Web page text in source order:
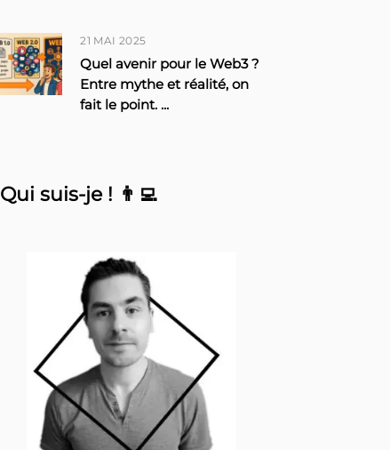
21 MAI 2025
Quel avenir pour le Web3 ?
Entre mythe et réalité, on
fait le point. ...
Qui suis-je ! 👨‍💻